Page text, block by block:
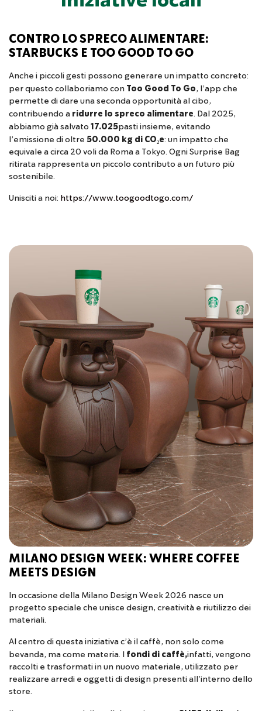
CONTRO LO SPRECO ALIMENTARE:
STARBUCKS E TOO GOOD TO GO
Anche i piccoli gesti possono generare un impatto concreto:
per questo collaboriamo con Too Good To Go, l’app che
permette di dare una seconda opportunità al cibo,
contribuendo a ridurre lo spreco alimentare. Dal 2025,
abbiamo già salvato 17.025pasti insieme, evitando
l’emissione di oltre 50.000 kg di CO₂e: un impatto che
equivale a circa 20 voli da Roma a Tokyo. Ogni Surprise Bag
ritirata rappresenta un piccolo contributo a un futuro più
sostenibile.
Unisciti a noi: https://www.toogoodtogo.com/
MILANO DESIGN WEEK: WHERE COFFEE
MEETS DESIGN
In occasione della Milano Design Week 2026 nasce un
progetto speciale che unisce design, creatività e riutilizzo dei
materiali.
Al centro di questa iniziativa c’è il caffè, non solo come
bevanda, ma come materia. I
fondi di caffè,infatti, vengono
raccolti e trasformati in un nuovo materiale, utilizzato per
realizzare arredi e oggetti di design presenti all’interno dello
store.